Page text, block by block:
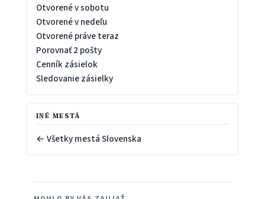
Otvorené v sobotu
Otvorené v nedeľu
Otvorené práve teraz
Porovnať 2 pošty
Cenník zásielok
Sledovanie zásielky
INÉ MESTÁ
← Všetky mestá Slovenska